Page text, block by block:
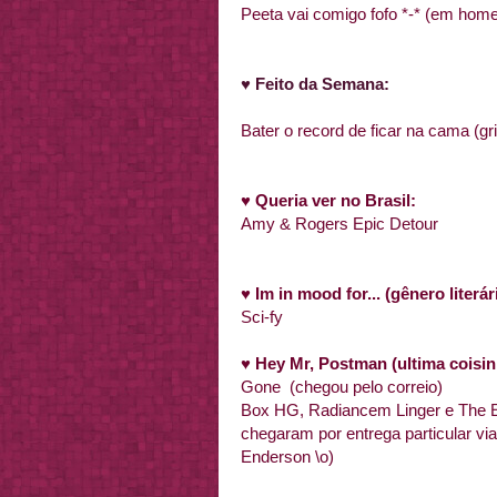
Peeta vai comigo fofo *-* (em
♥ Feito da Semana:
Bater o record de ficar na cama
♥ Queria ver no Brasil:
Amy & Rogers Epic Detour
♥ Im in mood for... (gênero
Sci-fy
♥ Hey Mr, Postman (ultima
Gone (chegou pelo correio)
Box HG, Radiancem Linger e The
chegaram por entrega particular
Enderson \o)